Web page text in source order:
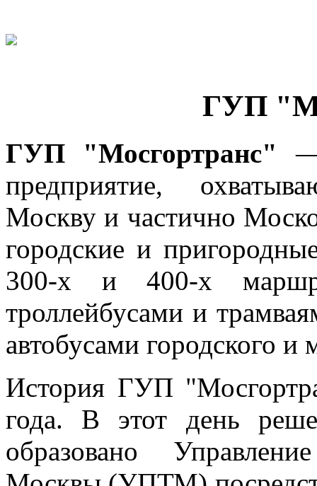
ГУП
ГУП "Мосгортранс" —
предприятие,
Москву и частично
городские и
300-х и 400-х
троллейбусами и
автобусами городского и
История ГУП
года. В этот день
образовано